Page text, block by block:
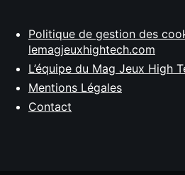
Politique de gestion des
lemagjeuxhightech.com
L’équipe du Mag Jeux High
Mentions Légales
Contact